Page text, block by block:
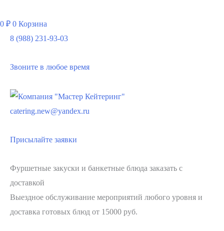
0 ₽ 0 Корзина
8 (988) 231-93-03
Звоните в любое время
catering.new@yandex.ru
Присылайте заявки
Фуршетные закуски и банкетные блюда заказать с
доставкой
Выездное обслуживание мероприятий любого уровня и
доставка готовых блюд от 15000 руб.